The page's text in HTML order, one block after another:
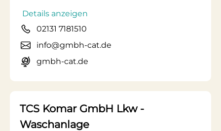
Details anzeigen
02131 7181510
info@gmbh-cat.de
gmbh-cat.de
TCS Komar GmbH Lkw -
Waschanlage